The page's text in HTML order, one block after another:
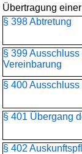
Übertragung
§ 398 Abtretung
§ 399
Vereinbarung
§ 400
§ 401 Übergang
§ 402